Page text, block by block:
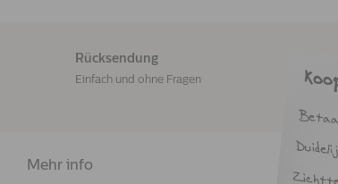
Rücksendung
Einfach und ohne Fragen
Mehr info